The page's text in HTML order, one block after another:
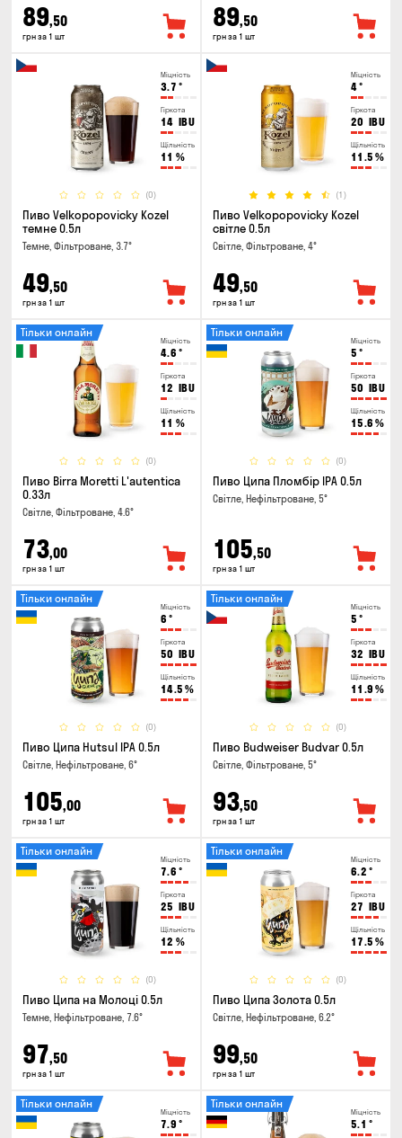
89,50
грн за 1 шт
89,50
грн за 1 шт
Міцність
3.7 °
Гіркота
14 IBU
Щільність
11 %
(0)
Пиво Velkopopovicky Kozel
темне 0.5л
Темне, Фільтроване, 3.7°
49,50
грн за 1 шт
Міцність
4°
Гіркота
20 IBU
Щільність
11.5 %
(1)
Пиво Velkopopovicky Kozel
світле 0.5л
Світле, Фільтроване, 4°
49,50
грн за 1 шт
Міцність
4.6 °
Гіркота
12 IBU
Щільність
11 %
(0)
Тільки онлайн
Пиво Birra Moretti L'autentica
0.33л
Світле, Фільтроване, 4.6°
73,00
грн за 1 шт
Міцність
5 °
Гіркота
50 IBU
Щільність
15.6 %
(0)
Тільки онлайн
Пиво Ципа Пломбір IPA 0.5л
Світле, Нефільтроване, 5°
105,50
грн за 1 шт
Міцність
6 °
Гіркота
50 IBU
Щільність
14.5 %
(0)
Тільки онлайн
Пиво Ципа Hutsul IPA 0.5л
Світле, Нефільтроване, 6°
105,00
грн за 1 шт
Міцність
5 °
Гіркота
32 IBU
Щільність
11.9 %
(0)
Тільки онлайн
Пиво Budweiser Budvar 0.5л
Світле, Фільтроване, 5°
93,50
грн за 1 шт
Міцність
7.6 °
Гіркота
25 IBU
Щільність
12 %
(0)
Тільки онлайн
Пиво Ципа на Молоці 0.5л
Темне, Нефільтроване, 7.6°
97,50
грн за 1 шт
Міцність
6.2 °
Гіркота
27 IBU
Щільність
17.5 %
(0)
Тільки онлайн
Пиво Ципа Золота 0.5л
Світле, Нефільтроване, 6.2°
99,50
грн за 1 шт
Міцність
7.9 °
Тільки онлайн
Міцність
5.1 °
Тільки онлайн